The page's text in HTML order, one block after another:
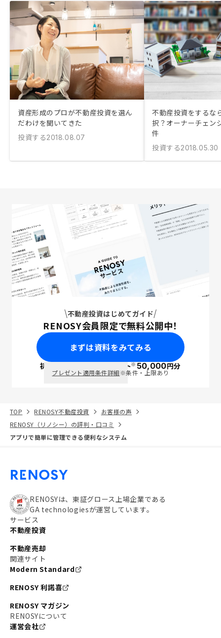
資産形成のプロが不動産投資を選ん
だわけを聞いてきた
投資する2018.08.07
不動産投資をするな
択？オーナーチェン
件
投資する2018.05.30
不動産投資はじめてガイド
RENOSY会員限定で無料公開中！
まずは資料をみてみる
初回面談で ポイント※50,000円分
プレゼント適用条件詳細※条件・上限あり
TOP RENOSY不動産投資
お客様の声
RENOSY（リノシー）の評判・口コミ
アプリで簡単に管理できる便利なシステム
RENOSYは、東証グロース上場企業である
GA technologiesが運営しています。
サービス
不動産投資
不動産売却
関連サイト
Modern Standard
RENOSY 利諾喜
RENOSY マガジン
RENOSYについて
運営会社